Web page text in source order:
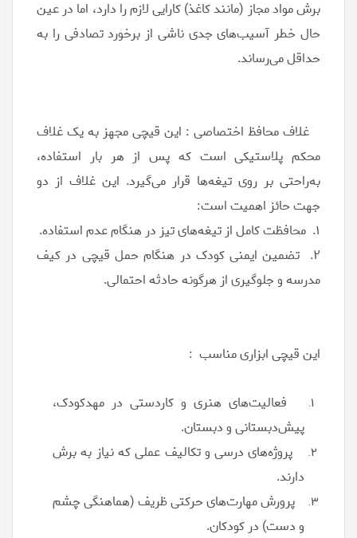
برش مواد مجاز (مانند کاغذ) کارایی لازم را دارد، اما در عین
حال خطر آسیب‌های جدی ناشی از برخورد تصادفی را به
حداقل می‌رساند.
غلاف محافظ اختصاصی : این قیچی مجهز به یک غلاف
محکم پلاستیکی است که پس از هر بار استفاده،
به‌راحتی بر روی تیغه‌ها قرار می‌گیرد. این غلاف از دو
جهت حائز اهمیت است:
۱. محافظت کامل از تیغه‌های تیز در هنگام عدم استفاده.
۲. تضمین ایمنی کودک در هنگام حمل قیچی در کیف
مدرسه و جلوگیری از هرگونه حادثه احتمالی.
این قیچی ابزاری مناسب :
فعالیت‌های هنری و کاردستی در مهدکودک،
پیش‌دبستانی و دبستان.
پروژه‌های درسی و تکالیف عملی که نیاز به برش
دارند.
پرورش مهارت‌های حرکتی ظریف (هماهنگی چشم
و دست) در کودکان.